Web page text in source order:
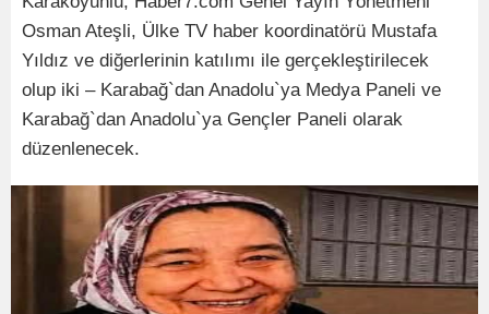
Osman Ateşli, Ülke TV haber koordinatörü Mustafa
Yıldız ve diğerlerinin katılımı ile gerçekleştirilecek
olup iki – Karabağ`dan Anadolu`ya Medya Paneli ve
Karabağ`dan Anadolu`ya Gençler Paneli olarak
düzenlenecek.